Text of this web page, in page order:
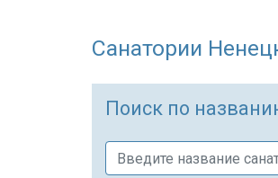
Санатории
Поиск по